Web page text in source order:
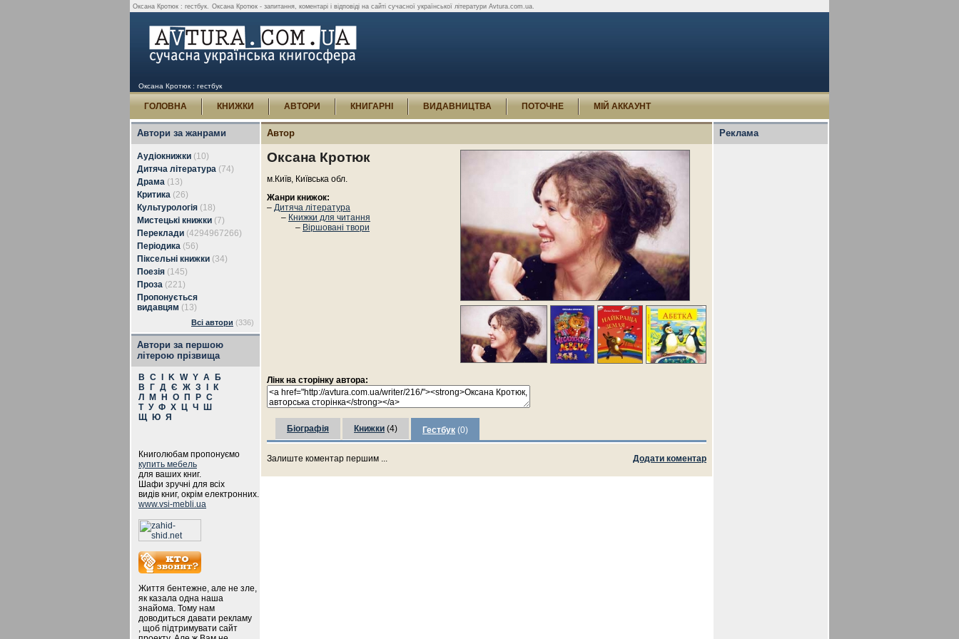
Оксана Кротюк : гестбук. Оксана Кротюк - запитання, коментарі і відповіді на сайті сучасної української літератури Avtura.com.ua.
Оксана Кротюк : гестбук
ГОЛОВНА КНИЖКИ АВТОРИ КНИГАРНІ ВИДАВНИЦТВА ПОТОЧНЕ МІЙ АККАУНТ
Автори за жанрами
Аудіокнижки (10)
Дитяча література (74)
Драма (13)
Критика (26)
Культурологія (18)
Мистецькі книжки (7)
Переклади (4294967266)
Періодика (56)
Піксельні книжки (34)
Поезія (145)
Проза (221)
Пропонується
видавцям (13)
Всі автори (336)
Автори за першою
літерою прізвища
B C K W Y А
Б
В
Г Д Є Ж З
К
Л
М Н О П Р С
Т У Ф Х Ц Ч
Ш
Щ
Ю Я
Книголюбам пропонуємо
купить мебель
для ваших книг.
Шафи зручні для всіх
видів книг, окрім електронних.
www.vsi-mebli.ua
Життя бентежне, але не зле,
як казала одна наша
знайома. Тому нам
доводиться давати рекламу
, щоб підтримувати сайт
Автор
Оксана Кротюк
м.Київ, Київська обл.
Жанри книжок:
– Дитяча література
– Книжки для читання
– Віршовані твори
Лінк на сторінку автора:
Біографія Книжки (4) Гестбук (0)
Додати коментар
Залиште коментар першим ...
Реклама